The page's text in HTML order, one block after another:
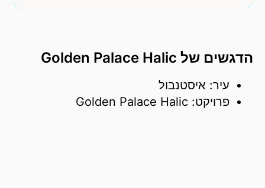
הדגשים של Golden Palace Halic
עיר: איסטנבול
פרויקט: Golden Palace Halic